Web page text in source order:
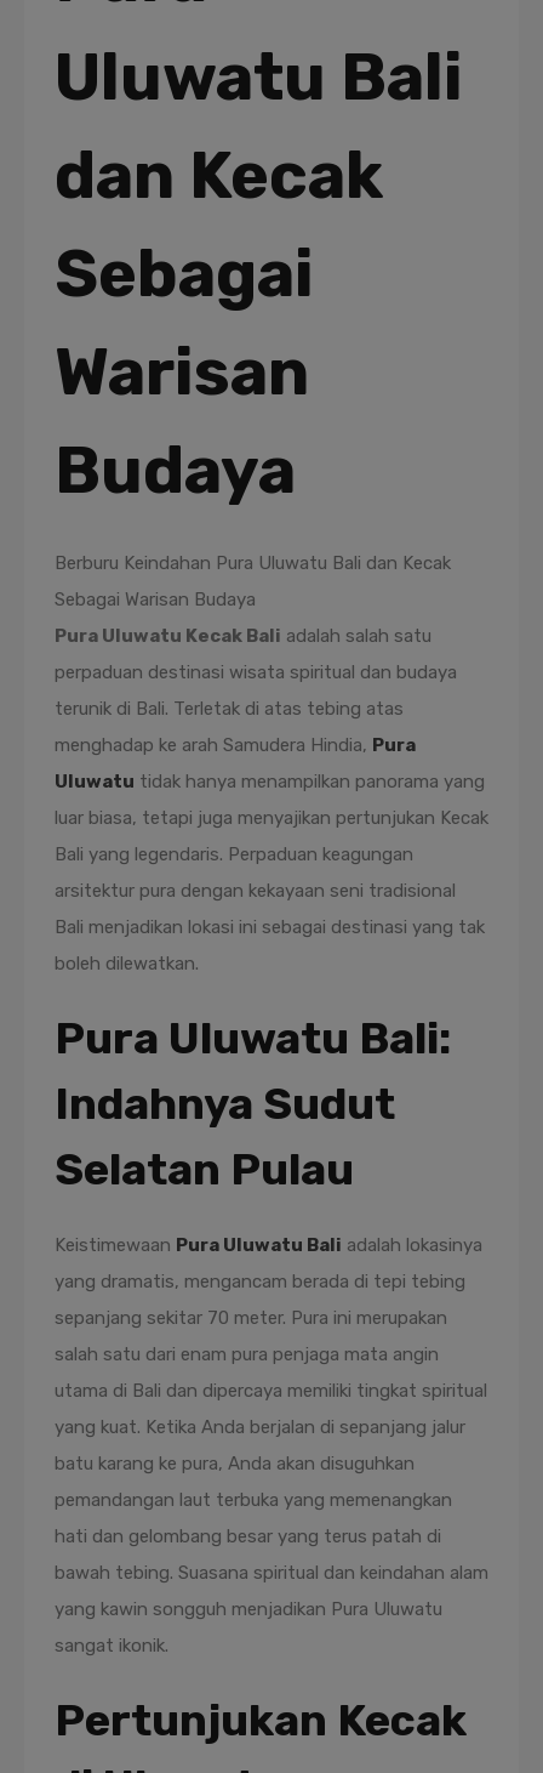
Uluwatu Bali
dan Kecak
Sebagai
Warisan
Budaya
Berburu Keindahan Pura Uluwatu Bali dan Kecak
Sebagai Warisan Budaya
Pura Uluwatu Kecak Bali adalah salah satu
perpaduan destinasi wisata spiritual dan budaya
terunik di Bali. Terletak di atas tebing atas
menghadap ke arah Samudera Hindia, Pura
Uluwatu tidak hanya menampilkan panorama yang
luar biasa, tetapi juga menyajikan pertunjukan Kecak
Bali yang legendaris. Perpaduan keagungan
arsitektur pura dengan kekayaan seni tradisional
Bali menjadikan lokasi ini sebagai destinasi yang tak
boleh dilewatkan.
Pura Uluwatu Bali:
Indahnya Sudut
Selatan Pulau
Keistimewaan Pura Uluwatu Bali adalah lokasinya
yang dramatis, mengancam berada di tepi tebing
sepanjang sekitar 70 meter. Pura ini merupakan
salah satu dari enam pura penjaga mata angin
utama di Bali dan dipercaya memiliki tingkat spiritual
yang kuat. Ketika Anda berjalan di sepanjang jalur
batu karang ke pura, Anda akan disuguhkan
pemandangan laut terbuka yang memenangkan
hati dan gelombang besar yang terus patah di
bawah tebing. Suasana spiritual dan keindahan alam
yang kawin songguh menjadikan Pura Uluwatu
sangat ikonik.
Pertunjukan Kecak